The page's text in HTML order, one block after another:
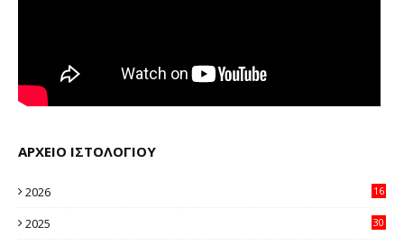
ΑΡΧΕΙΟ ΙΣΤΟΛΟΓΙΟΥ
2026
16
2025
30